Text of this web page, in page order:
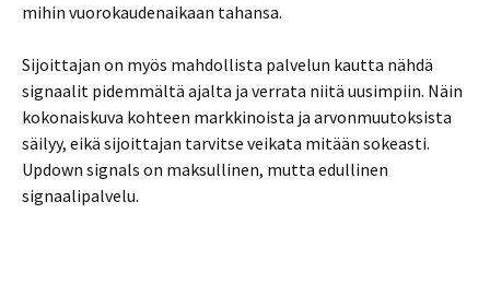
mihin vuorokaudenaikaan tahansa.
Sijoittajan on myös mahdollista palvelun kautta nähdä
signaalit pidemmältä ajalta ja verrata niitä uusimpiin. Näin
kokonaiskuva kohteen markkinoista ja arvonmuutoksista
säilyy, eikä sijoittajan tarvitse veikata mitään sokeasti.
Updown signals on maksullinen, mutta edullinen
signaalipalvelu.